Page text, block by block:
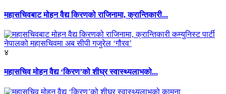
महासचिवबाट मोहन वैद्य किरणको राजिनामा, क्रान्तिकारी...
४
महासचिव मोहन वैद्य ‘किरण’को शीघ्र स्वास्थ्यलाभको...